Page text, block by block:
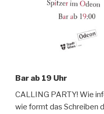
Bar ab 19 Uhr
CALLING PARTY! Wie
wie formt das Schreiben